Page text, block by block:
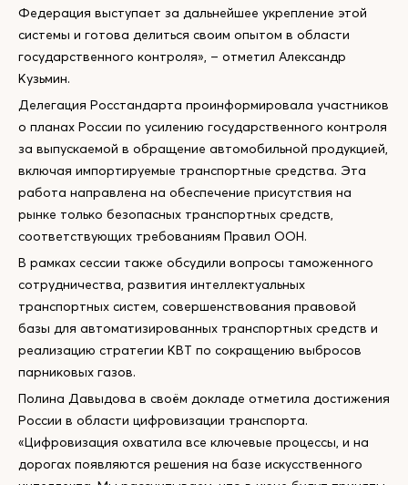
Федерация выступает за дальнейшее укрепление этой
системы и готова делиться своим опытом в области
государственного контроля», – отметил Александр
Кузьмин.
Делегация Росстандарта проинформировала участников
о планах России по усилению государственного контроля
за выпускаемой в обращение автомобильной продукцией,
включая импортируемые транспортные средства. Эта
работа направлена на обеспечение присутствия на
рынке только безопасных транспортных средств,
соответствующих требованиям Правил ООН.
В рамках сессии также обсудили вопросы таможенного
сотрудничества, развития интеллектуальных
транспортных систем, совершенствования правовой
базы для автоматизированных транспортных средств и
реализацию стратегии КВТ по сокращению выбросов
парниковых газов.
Полина Давыдова в своём докладе отметила достижения
России в области цифровизации транспорта.
«Цифровизация охватила все ключевые процессы, и на
дорогах появляются решения на базе искусственного